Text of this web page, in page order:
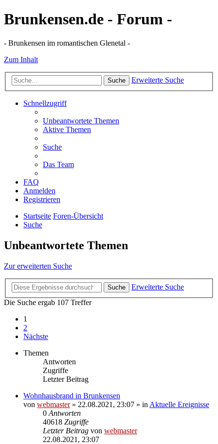
Brunkensen.de - Forum -
- Brunkensen im romantischen Glenetal -
Zum Inhalt
Suche Erweiterte Suche
Schnellzugriff
Unbeantwortete Themen
Aktive Themen
Suche
Das Team
FAQ
Anmelden
Registrieren
Startseite Foren-Übersicht
Suche
Unbeantwortete Themen
Zur erweiterten Suche
Suche
Erweiterte Suche
Die Suche ergab 107 Treffer
1
2
Nächste
Themen
Antworten
Zugriffe
Letzter Beitrag
Wohnhausbrand in Brunkensen
von webmaster» 22.08.2021, 23:07 » in Aktuelle Ereignisse
0 Antworten
40618 Zugriffe
Letzter Beitrag von webmaster
22.08.2021, 23:07